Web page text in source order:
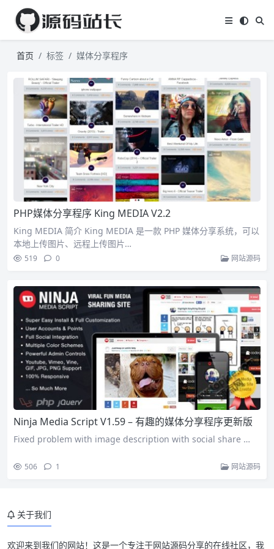
首页 标签 媒体分享程序
PHP媒体分享程序 King MEDIA V2.2
King MEDIA 简介 King MEDIA 是一款 PHP 媒体分享系统，可以
本地上传图片、远程上传图片…
519 0 网站源码
Ninja Media Script V1.59 – 有趣的媒体分享程序更新版
Fixed problem with image description with social share …
506 1 网站源码
关于我们
欢迎来到我们的网站！这是一个专注于网站源码分享的在线社区，我